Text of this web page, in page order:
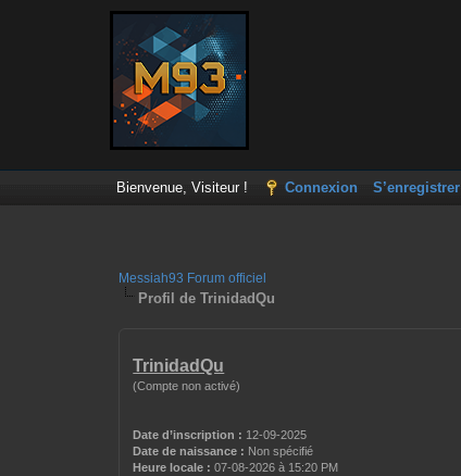
Bienvenue, Visiteur ! Connexion S’enregistrer
Messiah93 Forum officiel
Profil de TrinidadQu
TrinidadQu
(Compte non activé)
Date d’inscription : 12-09-2025
Date de naissance : Non spécifié
Heure locale : 07-08-2026 à 15:20 PM